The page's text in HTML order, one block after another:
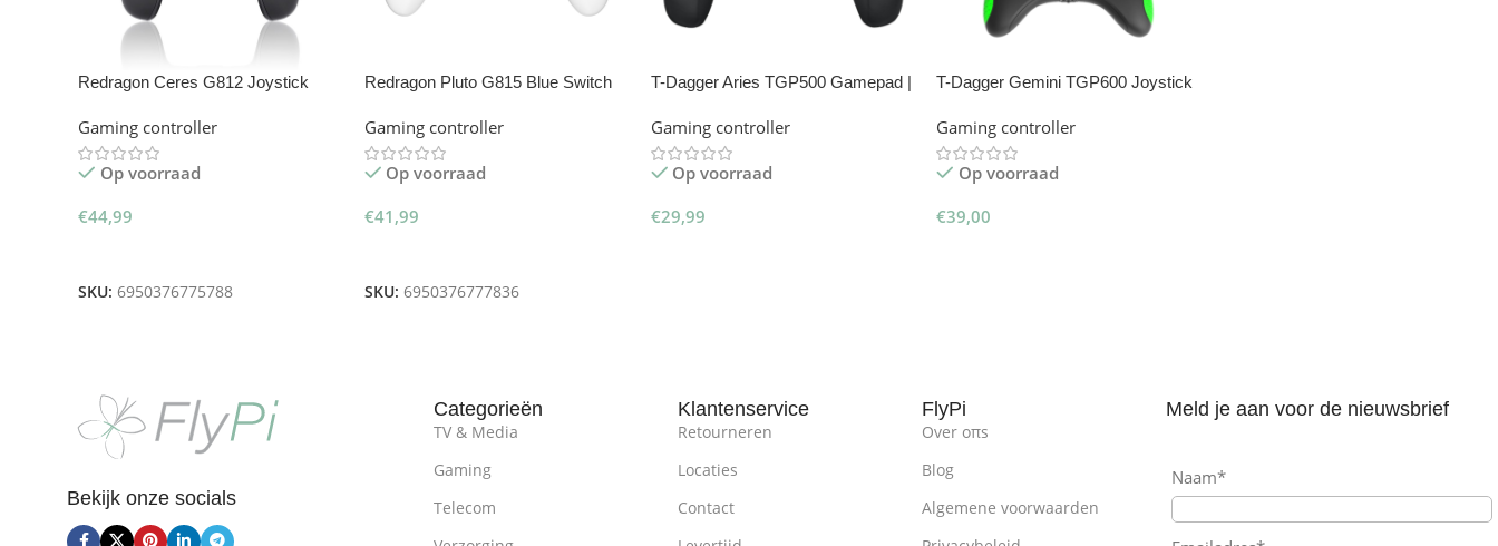
Redragon Ceres G812 Joystick
Gaming controller
Op voorraad
€44,99
SKU: 6950376775788
Redragon Pluto G815 Blue Switch
Gaming controller
Op voorraad
€41,99
SKU: 6950376777836
T-Dagger Aries TGP500 Gamepad |
Gaming controller
Op voorraad
€29,99
T-Dagger Gemini TGP600 Joystick
Gaming controller
Op voorraad
€39,00
Bekijk onze socials
Categorieën
TV & Media
Gaming
Telecom
Klantenservice
Retourneren
Locaties
Contact
FlyPi
Over oπs
Blog
Algemene voorwaarden
Meld je aan voor de nieuwsbrief
Naam*